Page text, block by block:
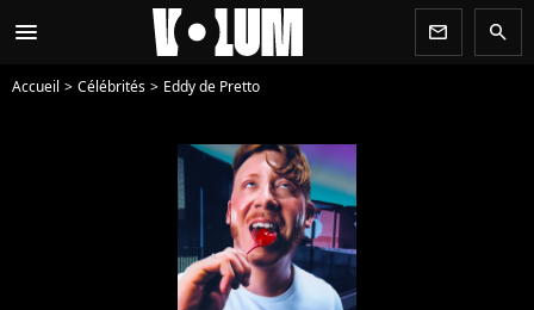
menu newsletter search
Accueil Célébrités Eddy de Pretto